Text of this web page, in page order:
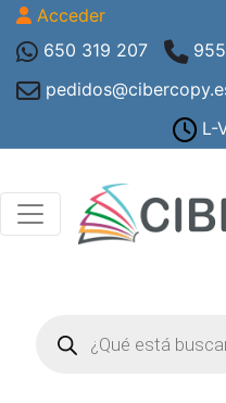
Acceder
650 319 207
L-
productos